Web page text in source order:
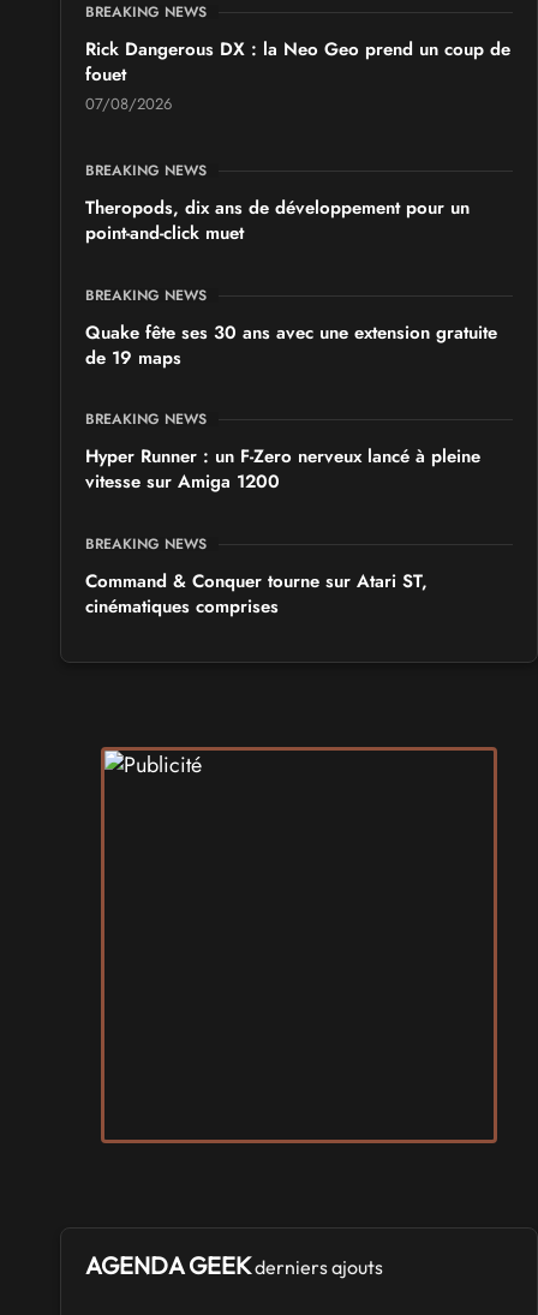
BREAKING NEWS
Rick Dangerous DX : la Neo Geo prend un coup de
fouet
07/08/2026
BREAKING NEWS
Theropods, dix ans de développement pour un
point-and-click muet
BREAKING NEWS
Quake fête ses 30 ans avec une extension gratuite
de 19 maps
BREAKING NEWS
Hyper Runner : un F-Zero nerveux lancé à pleine
vitesse sur Amiga 1200
BREAKING NEWS
Command & Conquer tourne sur Atari ST,
cinématiques comprises
AGENDA GEEKderniers ajouts